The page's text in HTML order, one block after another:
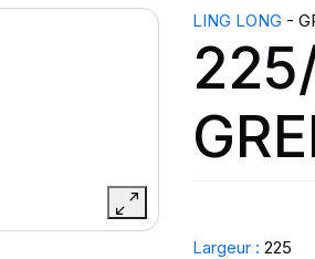
LING LONG -
Largeur : 225